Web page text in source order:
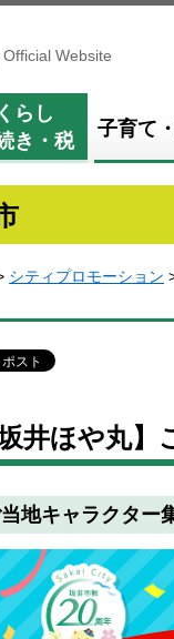
Website
くらし
き・税
子育て
シティプロモーション
坂井ほや丸
地キャラクター